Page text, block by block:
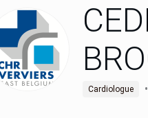
Cardiologue •